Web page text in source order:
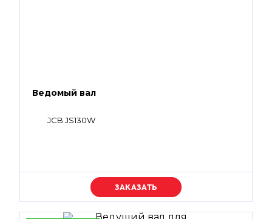
Ведомый вал
JCB JS130W
Уточняйте цену